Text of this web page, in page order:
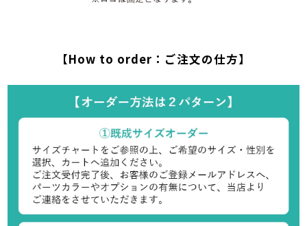
【How to order：ご注文の仕方】